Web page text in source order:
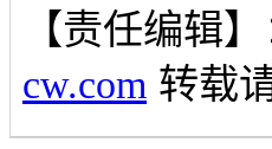
【责任编辑】
cw.com 转载